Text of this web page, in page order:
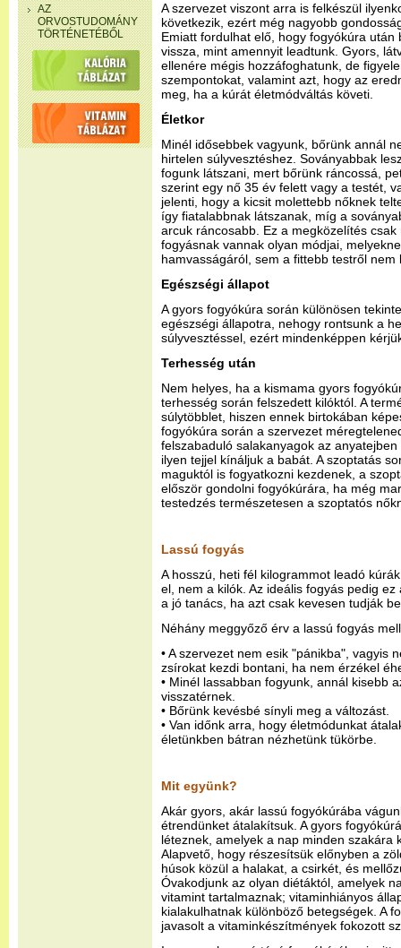
AZ
ORVOSTUDOMÁNY
TÖRTÉNETÉBŐL
A szervezet viszont arra is felkészül
következik, ezért még nagyobb
Emiatt fordulhat elő, hogy fogyókúra
vissza, mint amennyit leadtunk. Gyors,
ellenére mégis hozzáfoghatunk, de
szempontokat, valamint azt, hogy az
meg, ha a kúrát életmódváltás követi.
Életkor
Minél idősebbek vagyunk, bőrünk annál
hirtelen súlyvesztéshez. Soványabbak
fogunk látszani, mert bőrünk ráncossá,
szerint egy nő 35 év felett vagy a testét,
jelenti, hogy a kicsit molettebb nőknek
így fiatalabbnak látszanak, míg a
arcuk ráncosabb. Ez a megközelítés
fogyásnak vannak olyan módjai,
hamvasságáról, sem a fittebb testről nem
Egészségi állapot
A gyors fogyókúra során különösen
egészségi állapotra, nehogy rontsunk a
súlyvesztéssel, ezért mindenképpen
Terhesség után
Nem helyes, ha a kismama gyors
terhesség során felszedett kilóktól. A
súlytöbblet, hiszen ennek birtokában
fogyókúra során a szervezet
felszabaduló salakanyagok az
ilyen tejjel kínáljuk a babát. A szoptatás
maguktól is fogyatkozni kezdenek, a
először gondolni fogyókúrára, ha még
testedzés természetesen a szoptatós
Lassú fogyás
A hosszú, heti fél kilogrammot leadó
el, nem a kilók. Az ideális fogyás pedig
a jó tanács, ha azt csak kevesen tudják
Néhány meggyőző érv a lassú fogyás
• A szervezet nem esik "pánikba", vagyis
zsírokat kezdi bontani, ha nem érzékel
• Minél lassabban fogyunk, annál kisebb
visszatérnek.
• Bőrünk kevésbé sínyli meg a változást.
• Van időnk arra, hogy életmódunkat
életünkben bátran nézhetünk tükörbe.
Mit együnk?
Akár gyors, akár lassú fogyókúrába
étrendünket átalakítsuk. A gyors
léteznek, amelyek a nap minden szakára
Alapvető, hogy részesítsük előnyben a
húsok közül a halakat, a csirkét, és
Óvakodjunk az olyan diétáktól, amelyek
vitamint tartalmaznak; vitaminhiányos
kialakulhatnak különböző betegségek. A
javasolt a vitaminkészítmények fokozott